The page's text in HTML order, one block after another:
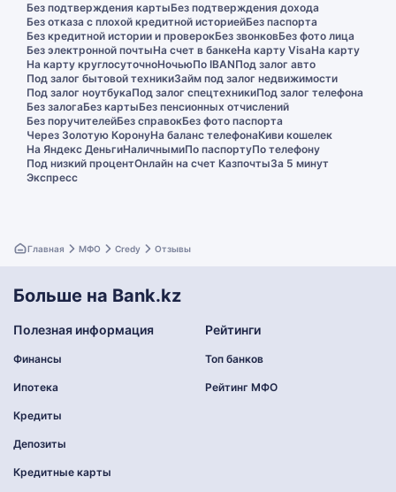
Без подтверждения картыБез подтверждения дохода
Без отказа с плохой кредитной историейБез паспорта
Без кредитной истории и проверокБез звонковБез фото лица
Без электронной почтыНа счет в банкеНа карту VisaНа карту
На карту круглосуточноНочьюПо IBANПод залог авто
Под залог бытовой техникиЗайм под залог недвижимости
Под залог ноутбукаПод залог спецтехникиПод залог телефона
Без залогаБез картыБез пенсионных отчислений
Без поручителейБез справокБез фото паспорта
Через Золотую КоронуНа баланс телефонаКиви кошелек
На Яндекс ДеньгиНаличнымиПо паспортуПо телефону
Под низкий процентОнлайн на счет КазпочтыЗа 5 минут
Экспресс
Главная МФО Credy Отзывы
Больше на Bank.kz
Полезная информация
Финансы
Ипотека
Кредиты
Депозиты
Кредитные карты
Рейтинги
Топ банков
Рейтинг МФО